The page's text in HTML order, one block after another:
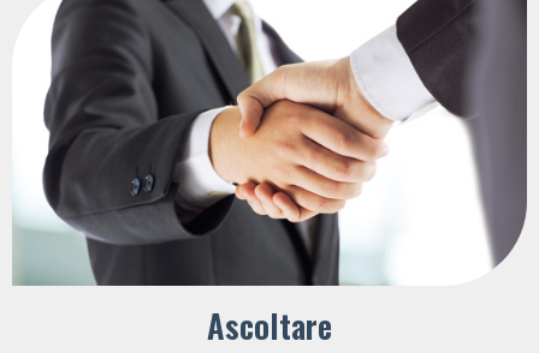
Ascoltare